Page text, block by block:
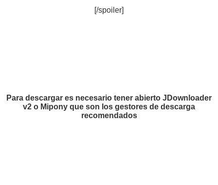
[/spoiler]
Para descargar es necesario tener abierto JDownloader
v2 o Mipony que son los gestores de descarga
recomendados